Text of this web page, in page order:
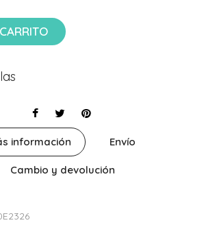
información Envío
Cambio y devolución